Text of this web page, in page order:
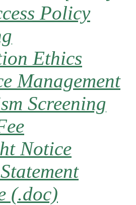
Policy
Ethics
Management
Screening
Notice
(.doc)